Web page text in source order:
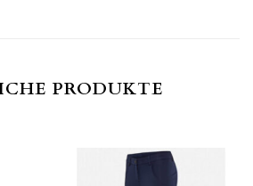
PRODUKTE